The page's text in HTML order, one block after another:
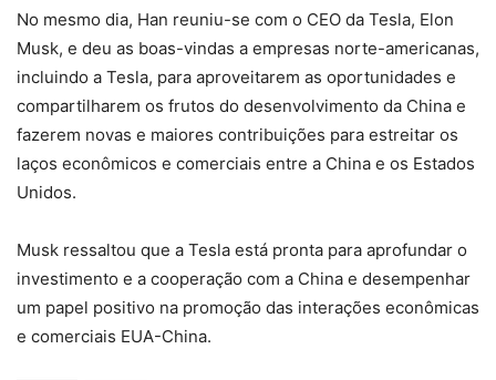
No mesmo dia, Han reuniu-se com o CEO da Tesla, Elon
Musk, e deu as boas-vindas a empresas norte-americanas,
incluindo a Tesla, para aproveitarem as oportunidades e
compartilharem os frutos do desenvolvimento da China e
fazerem novas e maiores contribuições para estreitar os
laços econômicos e comerciais entre a China e os Estados
Unidos.
Musk ressaltou que a Tesla está pronta para aprofundar o
investimento e a cooperação com a China e desempenhar
um papel positivo na promoção das interações econômicas
e comerciais EUA-China.